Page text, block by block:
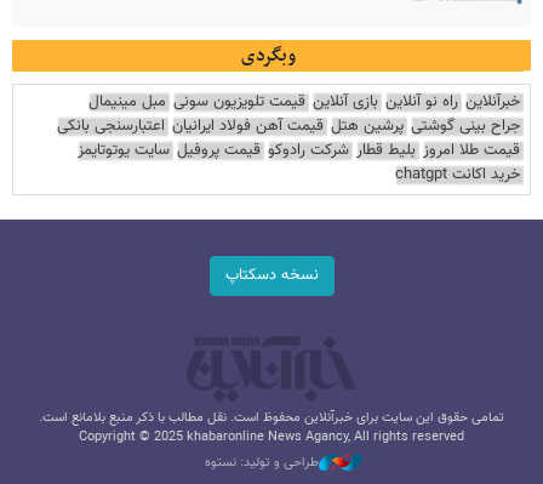
وبگردی
خبرآنلاین راه نو آنلاین بازی آنلاین قیمت تلویزیون سونی مبل مینیمال
جراح بینی گوشتی پرشین هتل قیمت آهن فولاد ایرانیان اعتبارسنجی بانکی
قیمت طلا امروز بلیط قطار شرکت رادوکو قیمت پروفیل سایت یوتوتایمز
خرید اکانت chatgpt
نسخه دسکتاپ
تمامی حقوق این سایت برای خبرآنلاین محفوظ است. نقل مطالب با ذکر منبع بلامانع است.
Copyright © 2025 khabaronline News Agancy, All rights reserved
طراحی و تولید: نستوه